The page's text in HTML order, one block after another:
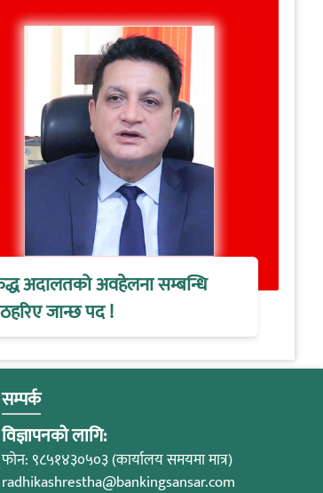
अदालतको अवहेलना सम्बन्धि
जान्छ पद !
सम्पर्क
विज्ञापनको लागि:
फोन: ९८५१४३०५०३ (कार्यालय समयमा मात्र)
radhikashrestha@bankingsansar.com